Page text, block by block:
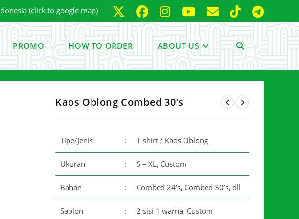
(click to google map)
PROMO HOW TO ORDER ABOUT US TOGGLE
Kaos Oblong Combed 30’s
Tipe/Jenis : T-shirt / Kaos Oblong
Ukuran : S – XL, Custom
Bahan : Combed 24’s, Combed 30’s, dll
Sablon : 2 sisi 1 warna, Custom